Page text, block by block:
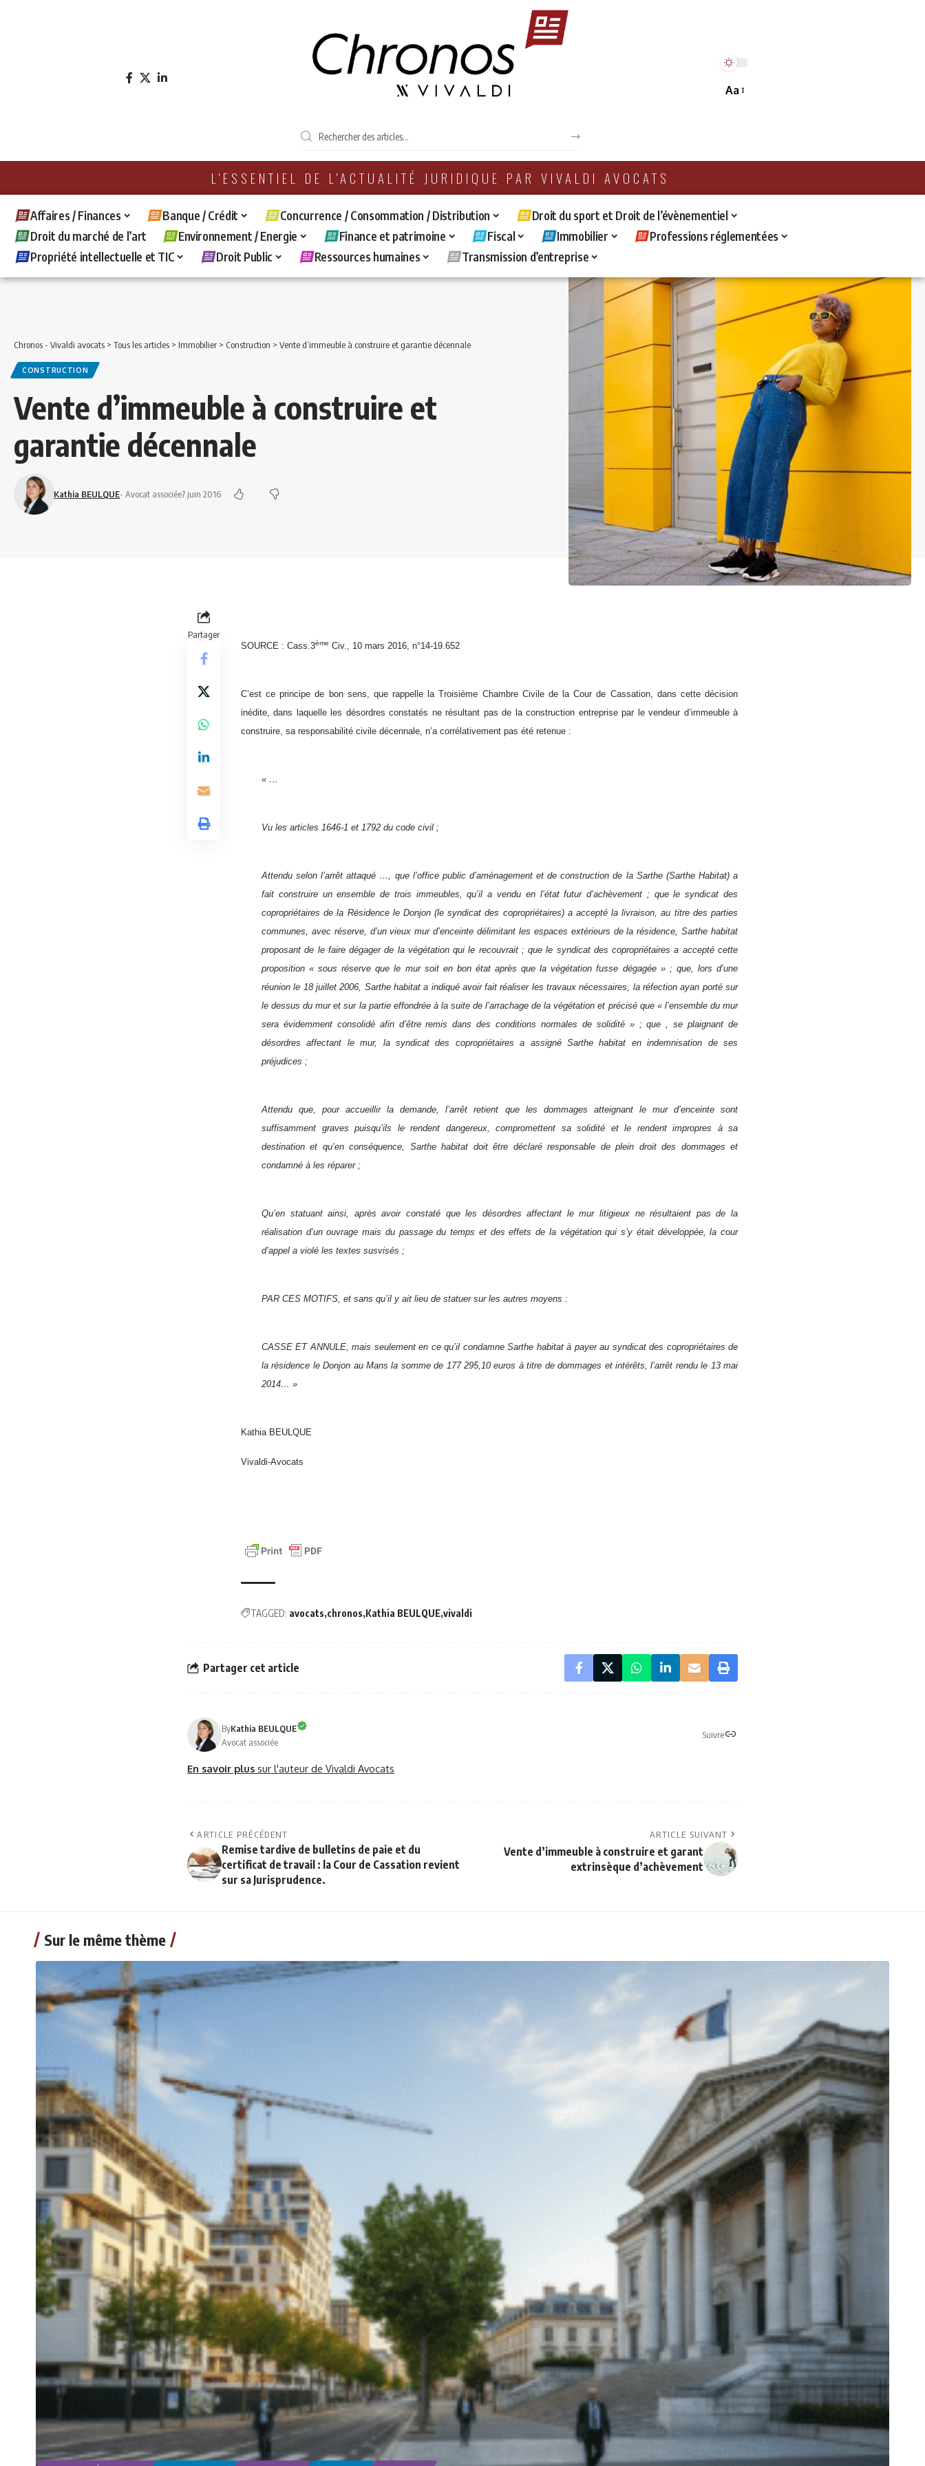
Aa
L'ESSENTIEL DE L'ACTUALITÉ JURIDIQUE PAR VIVALDI AVOCATS
Affaires / Finances Banque / Crédit Concurrence / Consommation / Distribution
Droit du sport et Droit de l’évènementiel
Droit du marché de l’art
Environnement / Energie Finance et patrimoine Fiscal Immobilier
Professions réglementées
Propriété intellectuelle et TIC
Droit Public Ressources humaines Transmission d’entreprise
Chronos - Vivaldi avocats > Tous les articles > Immobilier > Construction > Vente d’immeuble à construire et garantie décennale
CONSTRUCTION
Vente d’immeuble à construire et
garantie décennale
Kathia BEULQUE- Avocat associée7 juin 2016
Partager
SOURCE : Cass.3ème Civ., 10 mars 2016, n°14-19.652
C’est ce principe de bon sens, que rappelle la Troisième Chambre Civile de la Cour de Cassation, dans cette décision
inédite, dans laquelle les désordres constatés ne résultant pas de la construction entreprise par le vendeur d’immeuble à
construire, sa responsabilité civile décennale, n’a corrélativement pas été retenue :
« …
Vu les articles 1646-1 et 1792 du code civil ;
Attendu selon l’arrêt attaqué …, que l’office public d’aménagement et de construction de la Sarthe (Sarthe Habitat) a
fait construire un ensemble de trois immeubles, qu’il a vendu en l’état futur d’achèvement ; que le syndicat des
copropriétaires de la Résidence le Donjon (le syndicat des copropriétaires) a accepté la livraison, au titre des parties
communes, avec réserve, d’un vieux mur d’enceinte délimitant les espaces extérieurs de la résidence, Sarthe habitat
proposant de le faire dégager de la végétation qui le recouvrait ; que le syndicat des copropriétaires a accepté cette
proposition « sous réserve que le mur soit en bon état après que la végétation fusse dégagée » ; que, lors d’une
réunion le 18 juillet 2006, Sarthe habitat a indiqué avoir fait réaliser les travaux nécessaires, la réfection ayan porté sur
le dessus du mur et sur la partie effondrée à la suite de l’arrachage de la végétation et précisé que « l’ensemble du mur
sera évidemment consolidé afin d’être remis dans des conditions normales de solidité » ; que , se plaignant de
désordres affectant le mur, la syndicat des copropriétaires a assigné Sarthe habitat en indemnisation de ses
préjudices ;
Attendu que, pour accueillir la demande, l’arrêt retient que les dommages atteignant le mur d’enceinte sont
suffisamment graves puisqu’ils le rendent dangereux, compromettent sa solidité et le rendent impropres à sa
destination et qu’en conséquence, Sarthe habitat doit être déclaré responsable de plein droit des dommages et
condamné à les réparer ;
Qu’en statuant ainsi, après avoir constaté que les désordres affectant le mur litigieux ne résultaient pas de la
réalisation d’un ouvrage mais du passage du temps et des effets de la végétation qui s’y était développée, la cour
d’appel a violé les textes susvisés ;
PAR CES MOTIFS, et sans qu’il y ait lieu de statuer sur les autres moyens :
CASSE ET ANNULE, mais seulement en ce qu’il condamne Sarthe habitat à payer au syndicat des copropriétaires de
la résidence le Donjon au Mans la somme de 177 295,10 euros à titre de dommages et intérêts, l’arrêt rendu le 13 mai
2014… »
Kathia BEULQUE
Vivaldi-Avocats
TAGGED: avocats chronos Kathia BEULQUE vivaldi
Partager cet article
ByKathia BEULQUE
Avocat associée
Suivre
En savoir plus sur l'auteur de Vivaldi Avocats
ARTICLE PRÉCÉDENT
Remise tardive de bulletins de paie et du
certificat de travail : la Cour de Cassation revient
sur sa Jurisprudence.
ARTICLE SUIVANT
Vente d’immeuble à construire et garant
extrinsèque d’achèvement
Sur le même thème